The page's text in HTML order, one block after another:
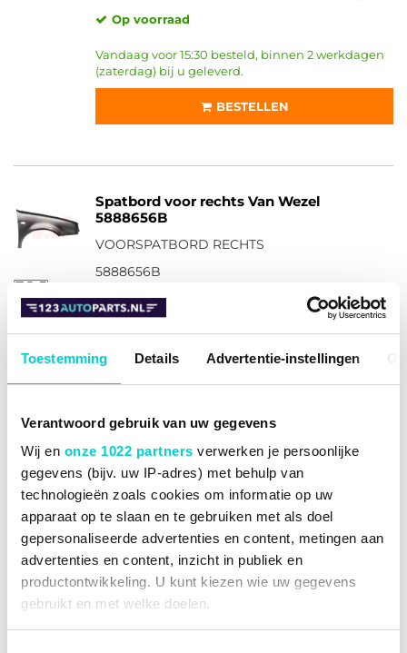
Toestemming Details Advertentie-instellingen
Verantwoord gebruik van uw gegevens
Wij en onze 1022 partners verwerken je persoonlijke
gegevens (bijv. uw IP-adres) met behulp van
technologieën zoals cookies om informatie op uw
apparaat op te slaan en te gebruiken met als doel
gepersonaliseerde advertenties en content, metingen aan
advertenties en content, inzicht in publiek en
productontwikkeling. U kunt kiezen wie uw gegevens
gebruikt en met welke doelen.
Op voorraad
Vandaag voor 15:30 besteld, binnen 2 werkdagen
(zaterdag) bij u geleverd.
BESTELLEN
Spatbord voor rechts Van Wezel
5888656B
VOORSPATBORD RECHTS
5888656B
Inbouwplaats Rechts voor
Mechanisch bewerkt
Bekijk de stuklijst voor
artikelen die nog worden
Extra benodigde artikelen
Artikelnummer paar
5888655B
Voor dagwaardegerechte
reparatie
€ 35,03 -70%
Op voorraad
(zaterdag) bij u geleverd.